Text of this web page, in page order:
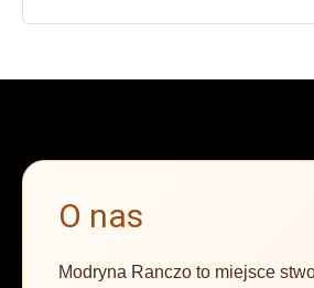
O nas
Modryna Ranczo to miejsce